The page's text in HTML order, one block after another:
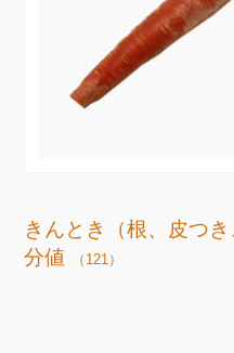
きんとき（根、皮つ
分値
（121）